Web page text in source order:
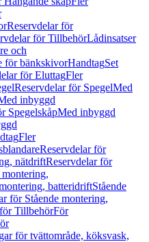
Reservdelar för
för TillbehörLådinsatser
och
för bänkskivorHandtagSet
för EluttagFler
Reservdelar för SpegelMed
inbyggd
SpegelskåpMed inbyggd
Fler
Reservdelar för
nätdriftReservdelar för
montering,
batteridriftStående
för Stående montering,
TillbehörFör
för tvättområde, köksvask,